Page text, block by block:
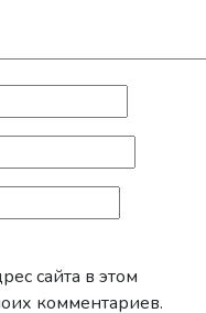
сайта в этом
комментариев.